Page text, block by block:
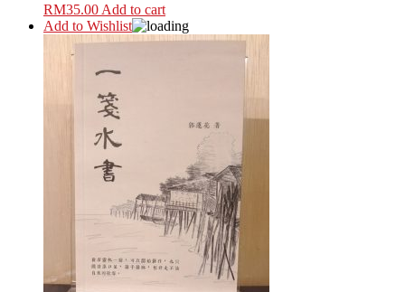
RM35.00 Add to cart
Add to Wishlist